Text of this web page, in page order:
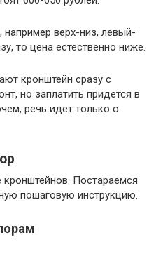
например верх-низ, левый-
то цена естественно ниже.
кронштейн сразу с
но заплатить придется в
речь идет только о
кронштейнов. Постараемся
пошаговую инструкцию.